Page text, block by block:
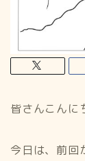
皆さんこんに
今日は、前回